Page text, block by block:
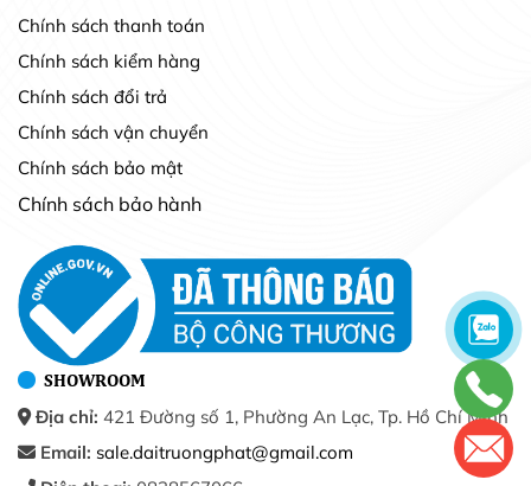
Chính sách thanh toán
Chính sách kiểm hàng
Chính sách đổi trả
Chính sách vận chuyển
Chính sách bảo mật
Chính sách bảo hành
SHOWROOM
Địa chỉ: 421 Đường số 1, Phường An Lạc, Tp. Hồ Chí Minh
Email: sale.daitruongphat@gmail.com